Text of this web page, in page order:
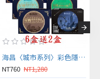
海昌〈城市系列〉彩色隱形眼鏡【1片裝】6盒送2盒共8盒
NT760 NT1,280